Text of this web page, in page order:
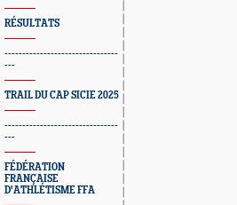
RÉSULTATS
--------------------------------
---
TRAIL DU CAP SICIE 2025
--------------------------------
---
FÉDÉRATION
FRANÇAISE
D'ATHLÉTISME FFA